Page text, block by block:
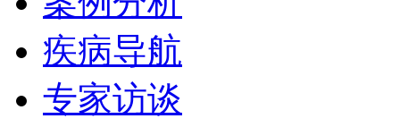
疾病导航
专家访谈